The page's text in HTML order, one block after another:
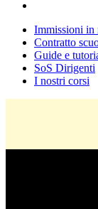
Immissioni in
Contratto
Guide e
SoS Dirigenti
I nostri corsi